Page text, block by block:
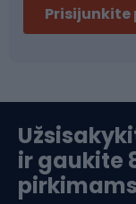
Slidinėjimas
Apranga
Prisijunkite
ir gaukite